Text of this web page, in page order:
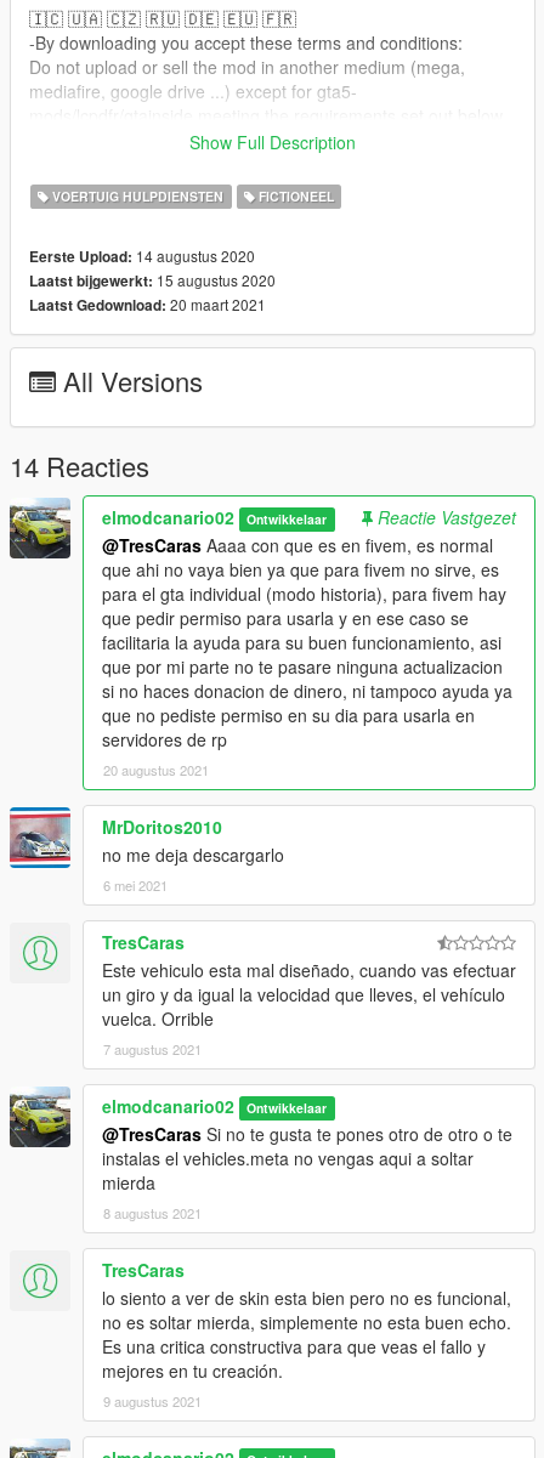
🇮🇨 🇺🇦 🇨🇿 🇷🇺 🇩🇪 🇪🇺 🇫🇷
-By downloading you accept these terms and conditions:
Do not upload or sell the mod in another medium (mega,
mediafire, google drive ...) except for gta5-
In order to upload an altered version (skin), upload the texture
original painting. And remember to keep original credits
Allowed its use in fivem while not reediting the original painting
I you do a video put the link of the mod and autors names in
description
🇮🇨 🇺🇦 🇨🇿 🇷🇺 🇩🇪 🇪🇺 🇫🇷
For support/request/mods related things contact me in my
donate on the paypal button
Follow me on my social media to see the mods before I upload
them to the web:
Discord:https://discord.gg/74DpuR9
Twitter:
https://twitter.com/elmodcanario02
Los Santos Import&modcanario
(alertacobra_gta5_mods)
modcan (alertacobra_gta5_mods)
Federal Signal P8000 From EM4 forums
Riot proection: catalonianmodder
screenshots:
alexbello3
Interior equipmet from http://3dwarehouse.sketchup.com/ and
otaris ambulance unlock
Show Full Description
VOERTUIG HULPDIENSTEN FICTIONEEL
Eerste Upload: 14 augustus 2020
Laatst bijgewerkt: 15 augustus 2020
Laatst Gedownload: 20 maart 2021
All Versions
14 Reacties
elmodcanario02 Ontwikkelaar
Reactie Vastgezet
@TresCaras Aaaa con que es en fivem, es normal
que ahi no vaya bien ya que para fivem no sirve, es
para el gta individual (modo historia), para fivem hay
que pedir permiso para usarla y en ese caso se
facilitaria la ayuda para su buen funcionamiento, asi
que por mi parte no te pasare ninguna actualizacion
si no haces donacion de dinero, ni tampoco ayuda ya
que no pediste permiso en su dia para usarla en
servidores de rp
20 augustus 2021
MrDoritos2010
no me deja descargarlo
6 mei 2021
TresCaras
Este vehiculo esta mal diseñado, cuando vas efectuar
un giro y da igual la velocidad que lleves, el vehículo
vuelca. Orrible
7 augustus 2021
elmodcanario02 Ontwikkelaar
@TresCaras Si no te gusta te pones otro de otro o te
instalas el vehicles.meta no vengas aqui a soltar
mierda
8 augustus 2021
TresCaras
lo siento a ver de skin esta bien pero no es funcional,
no es soltar mierda, simplemente no esta buen echo.
Es una critica constructiva para que veas el fallo y
mejores en tu creación.
9 augustus 2021